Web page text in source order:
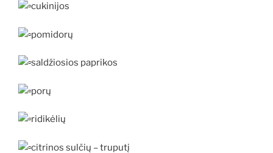
cukinijos
pomidorų
saldžiosios paprikos
porų
ridikėlių
citrinos sulčių – truputį